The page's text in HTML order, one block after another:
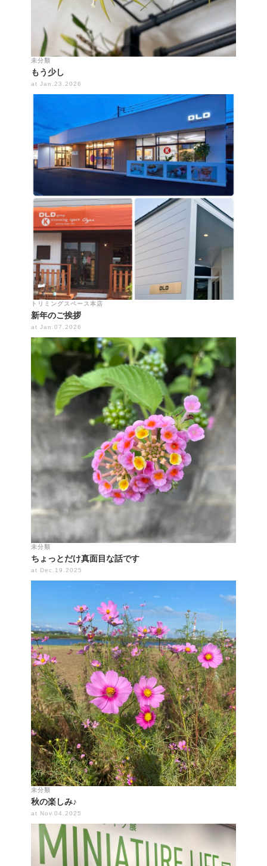
未分類
もう少し
at Jan.23.2026
トリミングスペース本店
新年のご挨拶
at Jan.07.2026
未分類
ちょっとだけ真面目な話です
at Dec.19.2025
未分類
秋の楽しみ♪
at Nov.04.2025